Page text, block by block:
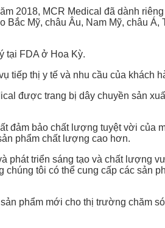
2018, MCR Medical đã dành
Bắc Mỹ, châu Âu, Nam Mỹ, châu Á,
tại FDA ở Hoa Kỳ.
tiếp thị y tế và nhu cầu của khách
được trang bị dây chuyền sản
đảm bảo chất lượng tuyệt vời của
phẩm chất lượng cao hơn.
phát triển sáng tạo và chất lượng
chúng tôi có thể cung cấp các sản
phẩm mới cho thị trường chăm